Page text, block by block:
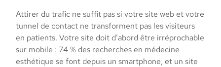
Attirer du trafic ne suffit pas si votre site web et votre
tunnel de contact ne transforment pas les visiteurs
en patients. Votre site doit d’abord être irréprochable
sur mobile : 74 % des recherches en médecine
esthétique se font depuis un smartphone, et un site